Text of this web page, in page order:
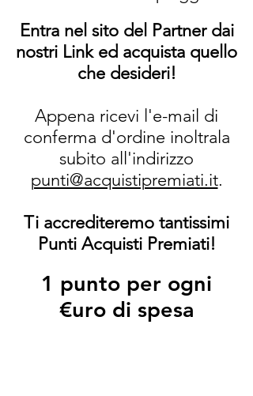
Entra nel sito del Partner dai
nostri Link ed acquista quello
che desideri!
Appena ricevi l'e-mail di
conferma d'ordine inoltrala
subito all'indirizzo
punti@acquistipremiati.it.
Ti accrediteremo tantissimi
Punti Acquisti Premiati!
1 punto per ogni
€uro di spesa